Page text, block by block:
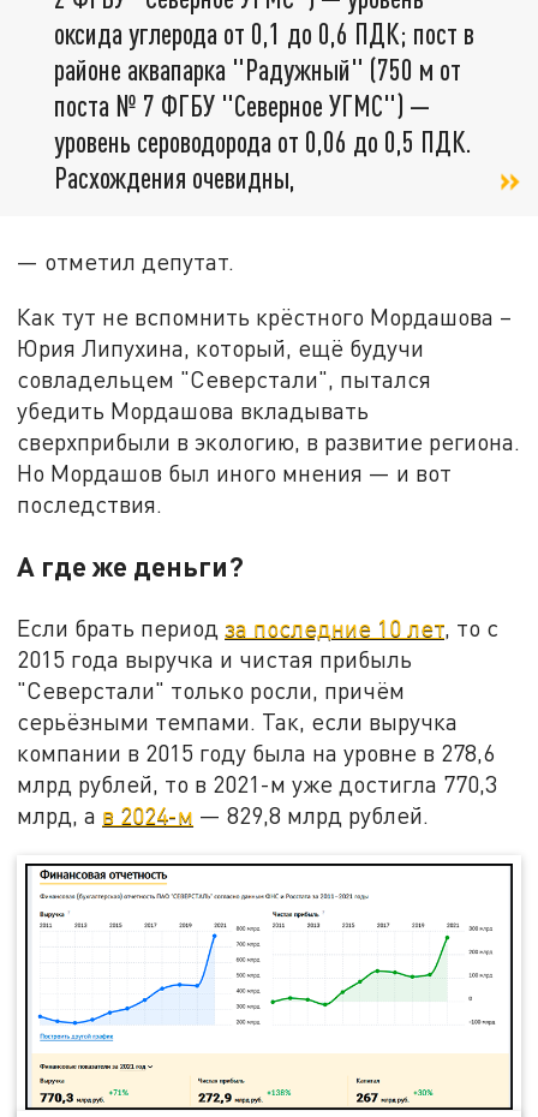
оксида углерода от 0,1 до 0,6 ПДК; пост в
районе аквапарка "Радужный" (750 м от
поста № 7 ФГБУ "Северное УГМС") —
уровень сероводорода от 0,06 до 0,5 ПДК.
Расхождения очевидны,
— отметил депутат.
Как тут не вспомнить крёстного Мордашова –
Юрия Липухина, который, ещё будучи
совладельцем "Северстали", пытался
убедить Мордашова вкладывать
сверхприбыли в экологию, в развитие региона.
Но Мордашов был иного мнения — и вот
последствия.
А где же деньги?
Если брать периодза последние 10 лет, то с
2015 года выручка и чистая прибыль
"Северстали" только росли, причём
серьёзными темпами. Так, если выручка
компании в 2015 году была на уровне в 278,6
млрд рублей, то в 2021-м уже достигла 770,3
млрд, а в 2024-м — 829,8 млрд рублей.